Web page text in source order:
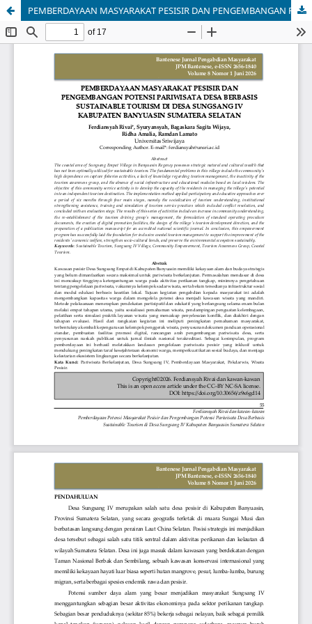
PEMBERDAYAAN MASYARAKAT PESISIR DAN PENGEMBANGAN POTENSI PARIWISATA DESA BERBASIS SUSTAINABLE TOURISM DI DESA SUNGSANG IV, KAB. BANYUASIN, SUMATERA SELATAN